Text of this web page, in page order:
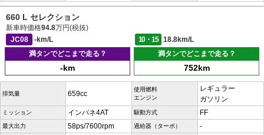
660 L セレクション
新車時価格94.8万円(税抜)
JC08
-km/L 10・15
18.8km/L
満タンでどこまで走る？
-km
満タンでどこまで走る？
752km
排気量 659cc
使用燃料
エンジン
レギュラー
ガソリン
ミッション インパネ4AT 駆動方式 FF
最大出力 58ps/7600rpm 過給器（ターボ） -